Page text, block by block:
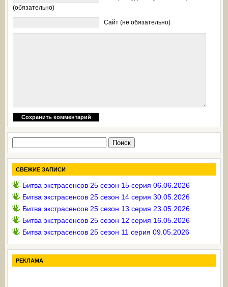
(обязательно)
Сайт (не обязательно)
СВЕЖИЕ ЗАПИСИ
Битва экстрасенсов 25 сезон 15 серия 06.06.2026
Битва экстрасенсов 25 сезон 14 серия 30.05.2026
Битва экстрасенсов 25 сезон 13 серия 23.05.2026
Битва экстрасенсов 25 сезон 12 серия 16.05.2026
Битва экстрасенсов 25 сезон 11 серия 09.05.2026
РЕКЛАМА